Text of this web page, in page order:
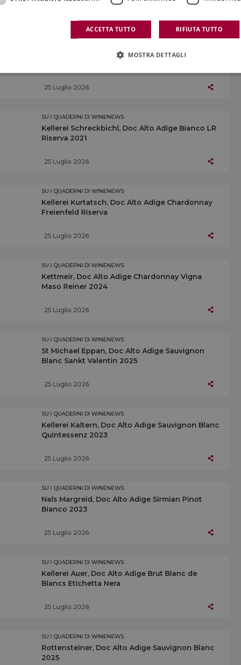
Hofstätter, Doc Alto Adige Gewürztraminer
25 Luglio 2026
SU I QUADERNI DI WINENEWS
Kellerei Schreckbichl, Doc Alto Adige Bianco LR
Riserva 2021
25 Luglio 2026
SU I QUADERNI DI WINENEWS
Kellerei Kurtatsch, Doc Alto Adige Chardonnay
Freienfeld Riserva
25 Luglio 2026
SU I QUADERNI DI WINENEWS
Kettmeir, Doc Alto Adige Chardonnay Vigna
Maso Reiner 2024
25 Luglio 2026
SU I QUADERNI DI WINENEWS
St Michael Eppan, Doc Alto Adige Sauvignon
Blanc Sankt Valentin 2025
25 Luglio 2026
SU I QUADERNI DI WINENEWS
Kellerei Kaltern, Doc Alto Adige Sauvignon Blanc
Quintessenz 2023
25 Luglio 2026
SU I QUADERNI DI WINENEWS
Nals Margreid, Doc Alto Adige Sirmian Pinot
Bianco 2023
25 Luglio 2026
SU I QUADERNI DI WINENEWS
Kellerei Auer, Doc Alto Adige Brut Blanc de
Blancs Etichetta Nera
25 Luglio 2026
SU I QUADERNI DI WINENEWS
Rottensteiner, Doc Alto Adige Sauvignon Blanc
2025
ACCETTA TUTTO RIFIUTA TUTTO
MOSTRA DETTAGLI